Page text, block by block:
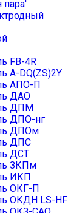
пара'
FB-4R
А-DQ(ZS)2Y
АПО-П
ДАО
ДПМ
ДПО-нг
ДПОм
ДПС
ДСТ
ЗКПм
ИКП
ОКГ-П
ОКДН LS-HF